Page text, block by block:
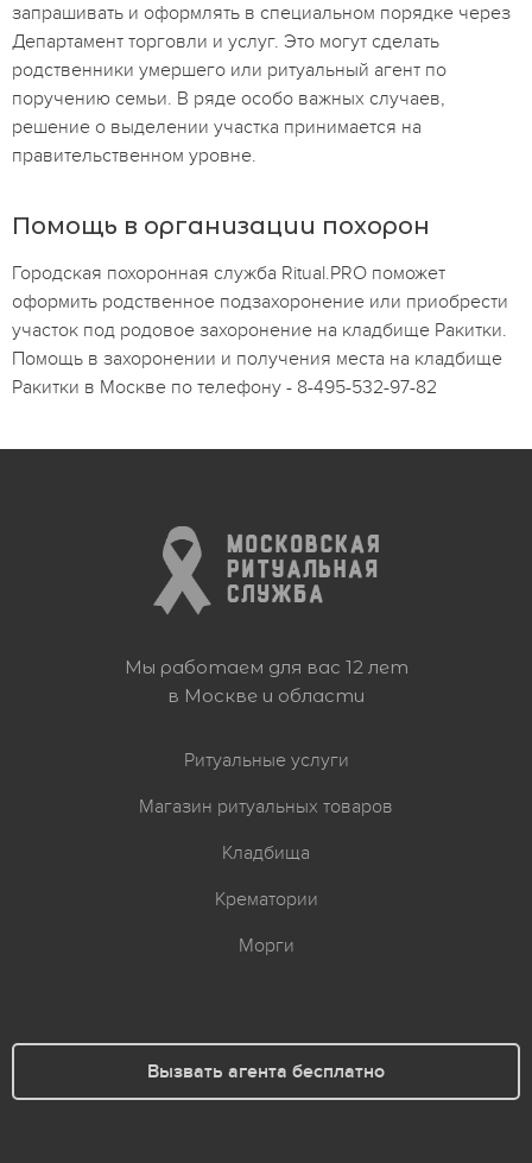
запрашивать и оформлять в специальном порядке через
Департамент торговли и услуг. Это могут сделать
родственники умершего или ритуальный агент по
поручению семьи. В ряде особо важных случаев,
решение о выделении участка принимается на
правительственном уровне.
Помощь в организации похорон
Городская похоронная служба Ritual.PRO поможет
оформить родственное подзахоронение или приобрести
участок под родовое захоронение на кладбище Ракитки.
Помощь в захоронении и получения места на кладбище
Ракитки в Москве по телефону - 8-495-532-97-82
Мы работаем для вас 12 лет
в Москве и области
Ритуальные услуги
Магазин ритуальных товаров
Кладбища
Крематории
Морги
Вызвать агента бесплатно